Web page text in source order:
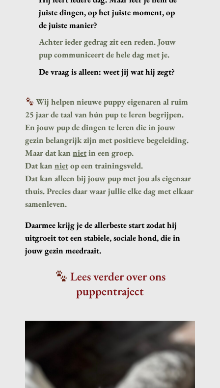
juiste dingen, op het juiste moment, op
de juiste manier?
Achter ieder gedrag zit een reden. Jouw
pup communiceert de hele dag met je.
De vraag is alleen: weet jij wat hij zegt?
Wij helpen nieuwe puppy eigenaren al ruim
25 jaar de taal van hún pup te leren begrijpen.
En jouw pup de dingen te leren die in jouw
gezin belangrijk zijn met positieve begeleiding.
Maar dat kan nietin een groep.
Dat kan nietop een trainingsveld.
Dat kan alleen bij jouw pup met jou als eigenaar
thuis. Precies daar waar jullie elke dag met elkaar
samenleven.
Daarmee krijg je de allerbeste start zodat hij
uitgroeit tot een stabiele, sociale hond, die in
jouw gezin meedraait.
Lees verder over ons
puppentraject